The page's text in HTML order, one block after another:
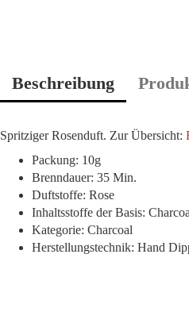
Beschreibung
Spritziger Rosenduft. Zur Übersicht:
Packung: 10g
Brenndauer: 35 Min.
Duftstoffe: Rose
Inhaltsstoffe der Basis:
Kategorie: Charcoal
Herstellungstechnik: Hand